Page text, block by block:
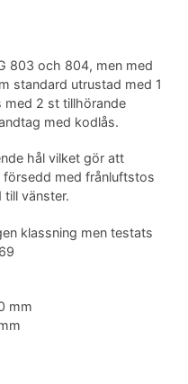
803 och 804, men med
standard utrustad med 1
med 2 st tillhörande
med kodlås.
hål vilket gör att
försedd med frånluftstos
till vänster.
klassning men testats
mm